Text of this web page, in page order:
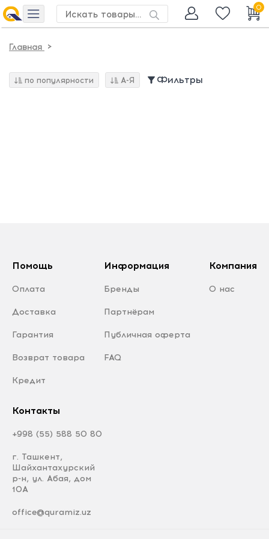
0
Главная >
по популярности А-Я Фильтры
Помощь
Оплата
Доставка
Гарантия
Возврат товара
Кредит
Информация
Бренды
Партнёрам
Публичная оферта
FAQ
Компания
О нас
Контакты
+998 (55) 588 50 80
г. Ташкент,
Шайхантахурский
р-н, ул. Абая, дом
10А
office@quramiz.uz